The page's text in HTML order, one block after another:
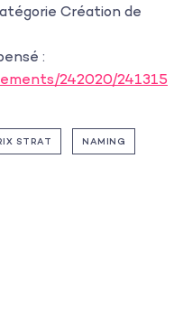
Création de
:
242020/241315
STRAT NAMING